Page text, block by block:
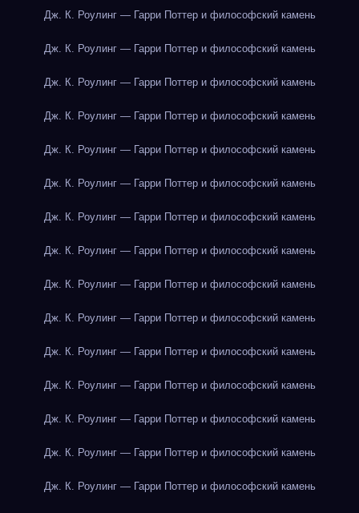
Дж. К. Роулинг — Гарри Поттер и философский камень
Дж. К. Роулинг — Гарри Поттер и философский камень
Дж. К. Роулинг — Гарри Поттер и философский камень
Дж. К. Роулинг — Гарри Поттер и философский камень
Дж. К. Роулинг — Гарри Поттер и философский камень
Дж. К. Роулинг — Гарри Поттер и философский камень
Дж. К. Роулинг — Гарри Поттер и философский камень
Дж. К. Роулинг — Гарри Поттер и философский камень
Дж. К. Роулинг — Гарри Поттер и философский камень
Дж. К. Роулинг — Гарри Поттер и философский камень
Дж. К. Роулинг — Гарри Поттер и философский камень
Дж. К. Роулинг — Гарри Поттер и философский камень
Дж. К. Роулинг — Гарри Поттер и философский камень
Дж. К. Роулинг — Гарри Поттер и философский камень
Дж. К. Роулинг — Гарри Поттер и философский камень